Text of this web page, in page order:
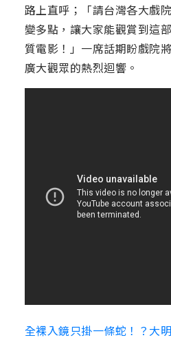
路上直呼；「請台灣各大戲
變多點，讓大家能觀賞到這
質電影！」一席話期盼戲院
廣大觀眾的熱烈迴響。
全裸入鏡只掛一條蛇！？大